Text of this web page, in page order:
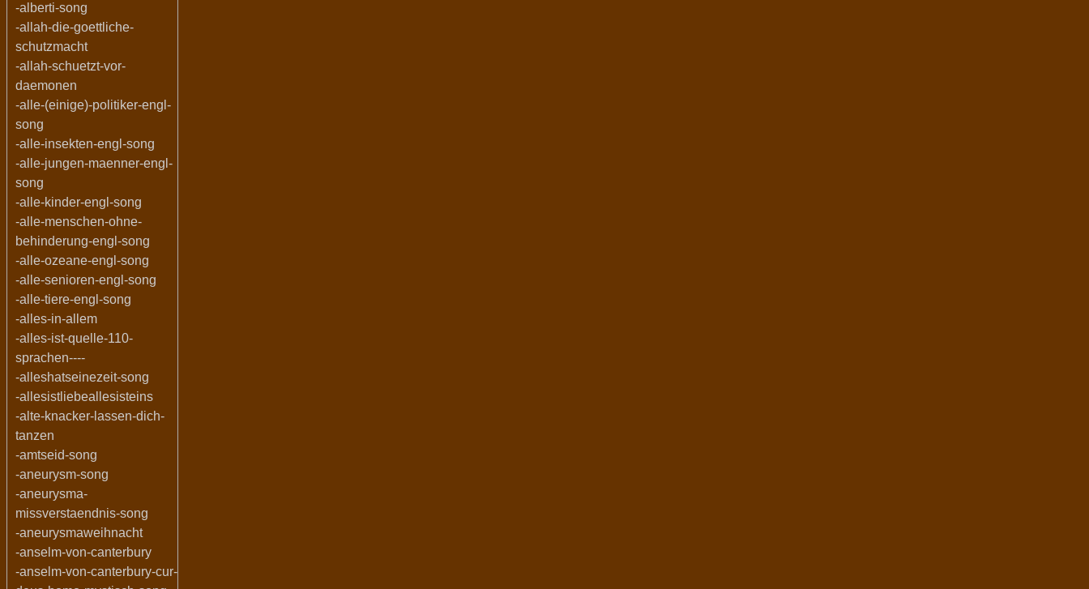
-alberti-song
-allah-die-goettliche-
schutzmacht
-allah-schuetzt-vor-
daemonen
-alle-(einige)-politiker-engl-
song
-alle-insekten-engl-song
-alle-jungen-maenner-engl-
song
-alle-kinder-engl-song
-alle-menschen-ohne-
behinderung-engl-song
-alle-ozeane-engl-song
-alle-senioren-engl-song
-alle-tiere-engl-song
-alles-in-allem
-alles-ist-quelle-110-
sprachen----
-alleshatseinezeit-song
-allesistliebeallesisteins
-alte-knacker-lassen-dich-
tanzen
-amtseid-song
-aneurysm-song
-aneurysma-
missverstaendnis-song
-aneurysmaweihnacht
-anselm-von-canterbury
-anselm-von-canterbury-cur-